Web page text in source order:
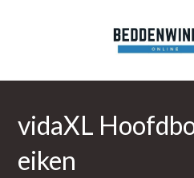
vidaXL
eiken